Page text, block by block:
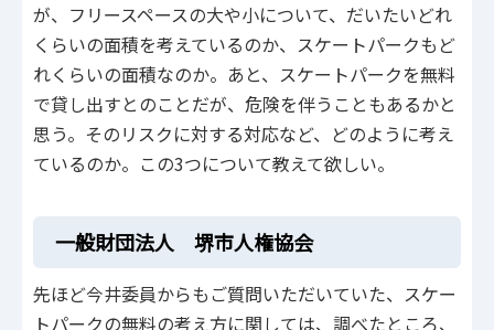
が、フリースペースの大や小について、だいたいどれ
くらいの面積を考えているのか、スケートパークもど
れくらいの面積なのか。あと、スケートパークを無料
で貸し出すとのことだが、危険を伴うこともあるかと
思う。そのリスクに対する対応など、どのように考え
ているのか。この3つについて教えて欲しい。
一般財団法人 堺市人権協会
先ほど今井委員からもご質問いただいていた、スケー
トパークの無料の考え方に関しては、調べたところ、